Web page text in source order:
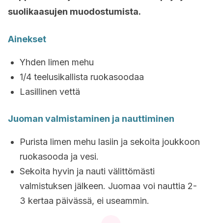
suolikaasujen muodostumista.
Ainekset
Yhden limen mehu
1/4 teelusikallista ruokasoodaa
Lasillinen vettä
Juoman valmistaminen ja nauttiminen
Purista limen mehu lasiin ja sekoita joukkoon
ruokasooda ja vesi.
Sekoita hyvin ja nauti välittömästi
valmistuksen jälkeen. Juomaa voi nauttia 2-
3 kertaa päivässä, ei useammin.